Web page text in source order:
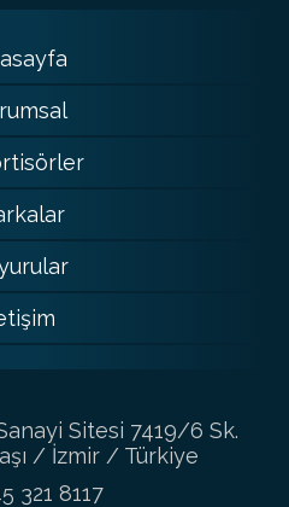
Sitesi 7419/6 Sk.
/ İzmir / Türkiye
321 8117